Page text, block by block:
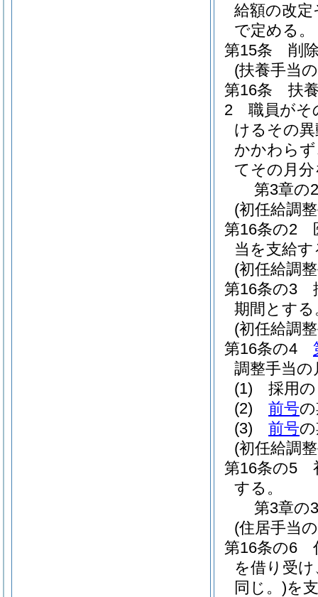
給額の改
で定める。
第15条
削
(扶養手当
第16条
扶
2
職員がそ
けるその
かかわら
てその月
第3章の2
(初任給調
第16条の2
当を支給す
(初任給調
第16条の3
期間とする
(初任給調
第16条の4
調整手当の
(1)
採用
(2)
前号
(3)
前号
(初任給調
第16条の5
する。
第3章の3
(住居手当
第16条の6
を借り受
同じ。)を